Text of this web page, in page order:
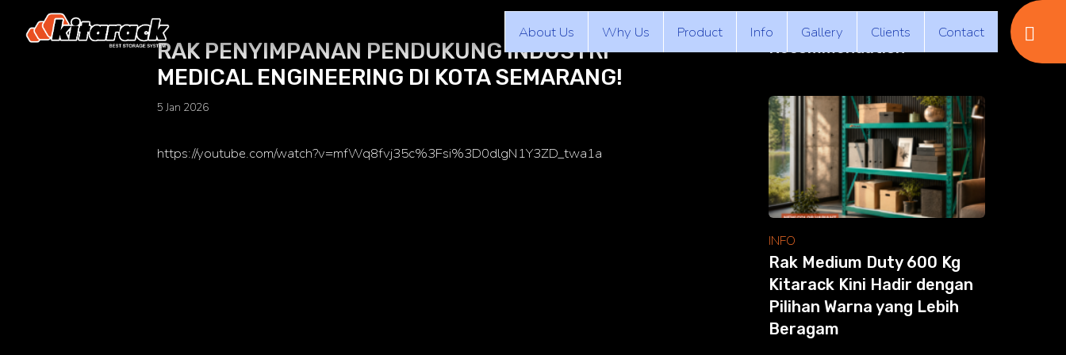
About Us Why Us Product Info Gallery Clients Contact
RAK PENYIMPANAN PENDUKUNG INDUSTRI
MEDICAL ENGINEERING DI KOTA SEMARANG!
5 Jan 2026
https://youtube.com/watch?v=mfWq8fvj35c%3Fsi%3D0dlgN1Y3ZD_twa1a
Recommendation
INFO
Rak Medium Duty 600 Kg
Kitarack Kini Hadir dengan
Pilihan Warna yang Lebih
Beragam